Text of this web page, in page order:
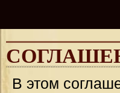
В этом